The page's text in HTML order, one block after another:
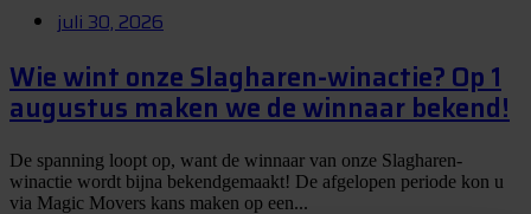
juli 30, 2026
Wie wint onze Slagharen-winactie? Op 1
augustus maken we de winnaar bekend!
De spanning loopt op, want de winnaar van onze Slagharen-
winactie wordt bijna bekendgemaakt! De afgelopen periode kon u
via Magic Movers kans maken op een...